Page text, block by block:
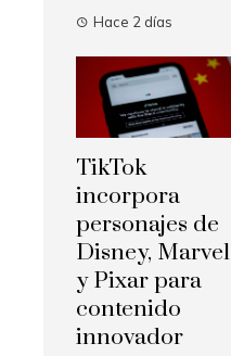
Hace 2 días
TikTok
incorpora
personajes de
Disney, Marvel
y Pixar para
contenido
innovador